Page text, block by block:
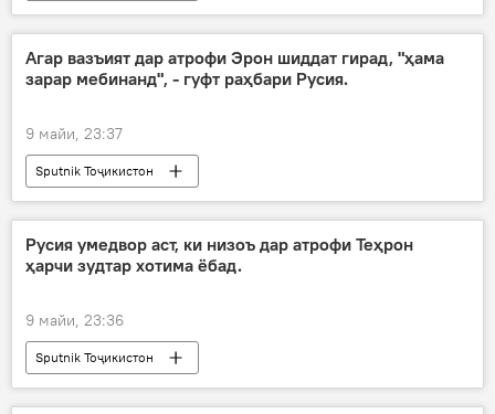
Агар вазъият дар атрофи Эрон шиддат гирад, "ҳама
зарар мебинанд", - гуфт раҳбари Русия.
9 майи, 23:37
Sputnik Тоҷикистон
Вазъ дар Ховари Миёна: Хабарҳои ахир
Русия умедвор аст, ки низоъ дар атрофи Теҳрон
ҳарчи зудтар хотима ёбад.
9 майи, 23:36
Sputnik Тоҷикистон
Вазъ дар Ховари Миёна: Хабарҳои ахир